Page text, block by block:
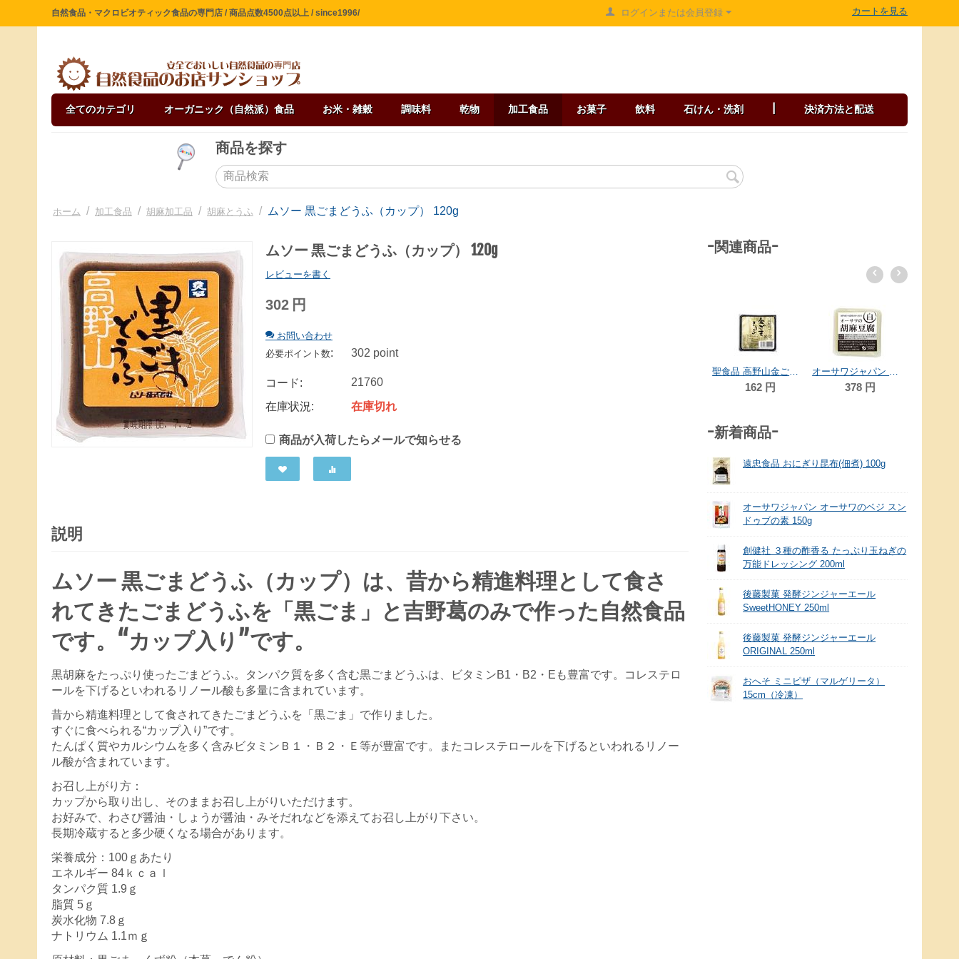
自然食品・マクロビオティック食品の専門店 / 商品点数4500点以上 / since1996/ ログインまたは会員登録 カートを見る
全てのカテゴリ オーガニック（自然派）食品 お米・雑穀 調味料 乾物 加工食品 お菓子 飲料 石けん・洗剤 決済方法と配送
商品を探す
ホーム / 加工食品 / 胡麻加工品 / 胡麻とうふ / ムソー 黒ごまどうふ（カップ） 120g
ムソー 黒ごまどうふ（カップ） 120g
レビューを書く
302 円
お問い合わせ
必要ポイント数: 302 point
コード:
21760
在庫状況:
在庫切れ
商品が入荷したらメールで知らせる
説明
ムソー 黒ごまどうふ（カップ）は、昔から精進料理として食さ
れてきたごまどうふを「黒ごま」と吉野葛のみで作った自然食品
です。“カップ入り”です。
黒胡麻をたっぷり使ったごまどうふ。タンパク質を多く含む黒ごまどうふは、ビタミンB1・B2・Eも豊富です。コレステロ
ールを下げるといわれるリノール酸も多量に含まれています。
昔から精進料理として食されてきたごまどうふを「黒ごま」で作りました。
すぐに食べられる“カップ入り”です。
たんぱく質やカルシウムを多く含みビタミンＢ１・Ｂ２・Ｅ等が豊富です。またコレステロールを下げるといわれるリノー
ル酸が含まれています。
お召し上がり方：
カップから取り出し、そのままお召し上がりいただけます。
お好みで、わさび醤油・しょうが醤油・みそだれなどを添えてお召し上がり下さい。
長期冷蔵すると多少硬くなる場合があります。
栄養成分：100ｇあたり
エネルギー 84ｋｃａｌ
タンパク質 1.9ｇ
脂質 5ｇ
炭水化物 7.8ｇ
ナトリウム 1.1ｍｇ
-関連商品-
オーサワジャパン オーサワの胡麻豆腐（白） 100g
378 円
162 円
-新着商品-
遠忠食品 おにぎり昆布(佃煮) 100g
オーサワジャパン オーサワのベジ スン
ドゥブの素 150g
創健社 ３種の酢香る たっぷり玉ねぎの
万能ドレッシング 200ml
後藤製菓 発酵ジンジャーエール
SweetHONEY 250ml
後藤製菓 発酵ジンジャーエール
ORIGINAL 250ml
おへそ ミニピザ（マルゲリータ）
15cm（冷凍）